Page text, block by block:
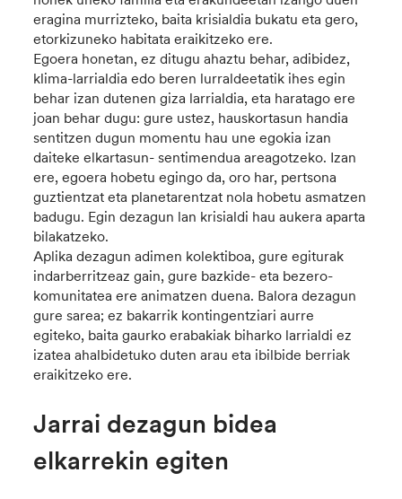
eragina murrizteko, baita krisialdia bukatu eta gero,
etorkizuneko habitata eraikitzeko ere.
Egoera honetan, ez ditugu ahaztu behar, adibidez,
klima-larrialdia edo beren lurraldeetatik ihes egin
behar izan dutenen giza larrialdia, eta haratago ere
joan behar dugu: gure ustez, hauskortasun handia
sentitzen dugun momentu hau une egokia izan
daiteke elkartasun- sentimendua areagotzeko. Izan
ere, egoera hobetu egingo da, oro har, pertsona
guztientzat eta planetarentzat nola hobetu asmatzen
badugu. Egin dezagun lan krisialdi hau aukera aparta
bilakatzeko.
Aplika dezagun adimen kolektiboa, gure egiturak
indarberritzeaz gain, gure bazkide- eta bezero-
komunitatea ere animatzen duena. Balora dezagun
gure sarea; ez bakarrik kontingentziari aurre
egiteko, baita gaurko erabakiak biharko larrialdi ez
izatea ahalbidetuko duten arau eta ibilbide berriak
eraikitzeko ere.
Jarrai dezagun bidea
elkarrekin egiten